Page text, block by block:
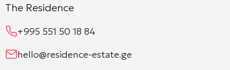
The Residence
+995 551 50 18 84
hello@residence-estate.ge